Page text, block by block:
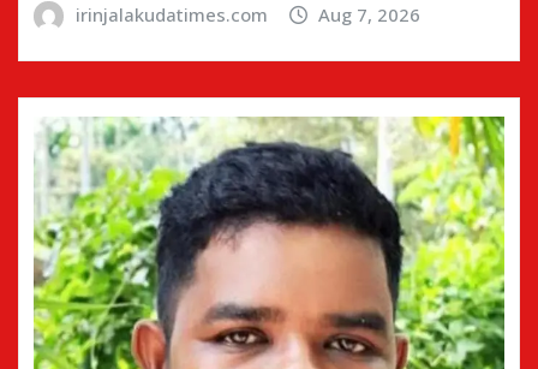
irinjalakudatimes.com Aug 7, 2026